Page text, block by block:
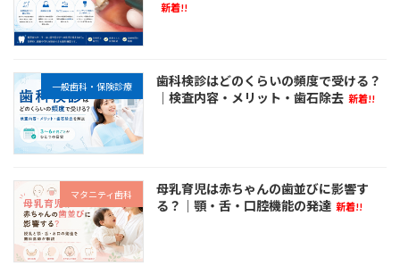
新着!!
一般歯科・保険診療
歯科検診はどのくらいの頻度で受ける？
｜検査内容・メリット・歯石除去 新着!!
マタニティ歯科
母乳育児は赤ちゃんの歯並びに影響す
る？｜顎・舌・口腔機能の発達 新着!!